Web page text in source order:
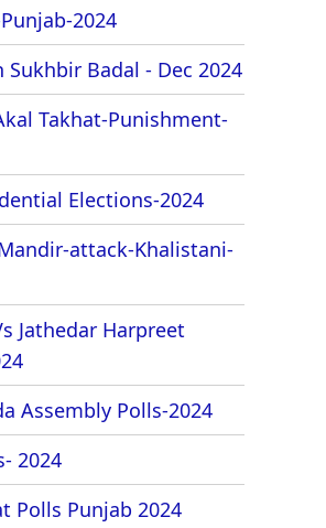
2024
Badal - Dec 2024
Takhat-Punishment-
Elections-2024
attack-Khalistani-
Jathedar Harpreet
Assembly Polls-2024
2024
Polls Punjab 2024